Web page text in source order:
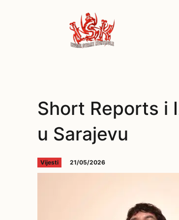
Short Reports i
u Sarajevu
Vijesti 21/05/2026